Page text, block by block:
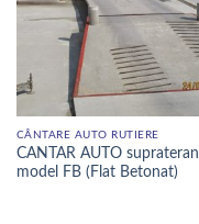
CÂNTARE AUTO RUTIERE
CANTAR AUTO suprateran
model FB (Flat Betonat)